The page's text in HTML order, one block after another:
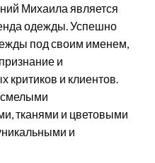
Михаила является
одежды. Успешно
под своим именем,
и
критиков и клиентов.
смелыми
тканями и цветовыми
и